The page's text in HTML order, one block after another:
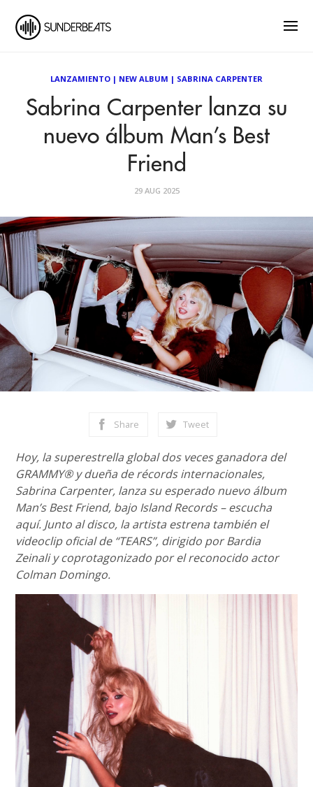
LANZAMIENTO | NEW ALBUM | SABRINA CARPENTER
Sabrina Carpenter lanza su
nuevo álbum Man’s Best
Friend
29 AUG 2025
Share Tweet
Hoy, la superestrella global dos veces ganadora del
GRAMMY® y dueña de récords internacionales,
Sabrina Carpenter, lanza su esperado nuevo álbum
Man’s Best Friend, bajo Island Records – escucha
aquí. Junto al disco, la artista estrena también el
videoclip oficial de “TEARS”, dirigido por Bardia
Zeinali y coprotagonizado por el reconocido actor
Colman Domingo.